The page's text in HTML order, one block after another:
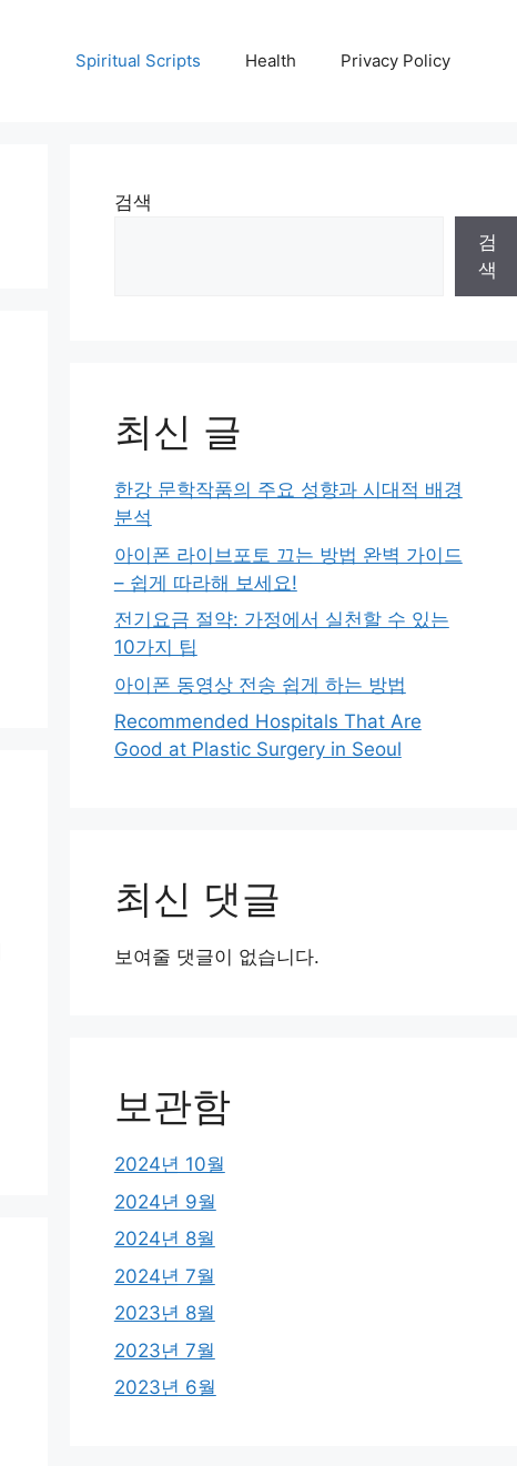
Spiritual Scripts Health Privacy Policy
검색
검
색
최신 글
한강 문학작품의 주요 성향과 시대적 배경
분석
아이폰 라이브포토 끄는 방법 완벽 가이드
– 쉽게 따라해 보세요!
전기요금 절약: 가정에서 실천할 수 있는
10가지 팁
아이폰 동영상 전송 쉽게 하는 방법
Recommended Hospitals That Are
Good at Plastic Surgery in Seoul
최신 댓글
보여줄 댓글이 없습니다.
보관함
2024년 10월
2024년 9월
2024년 8월
2024년 7월
2023년 8월
2023년 7월
2023년 6월